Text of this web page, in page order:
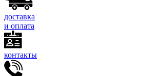
доставка
и оплата
контакты